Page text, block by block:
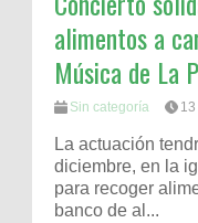
alimentos a
Música de La
Sin categoría
La actuación
diciembre, en la
para recoger
banco de al...